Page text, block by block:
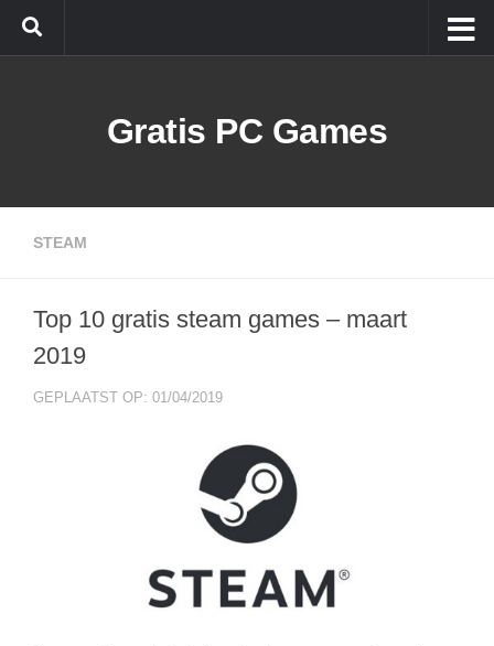
Doorgaan naar inhoud
Gratis PC Games
STEAM
Top 10 gratis steam games – maart
2019
GEPLAATST OP: 01/04/2019